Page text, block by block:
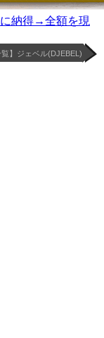
覧】ジェベル(DJEBEL)